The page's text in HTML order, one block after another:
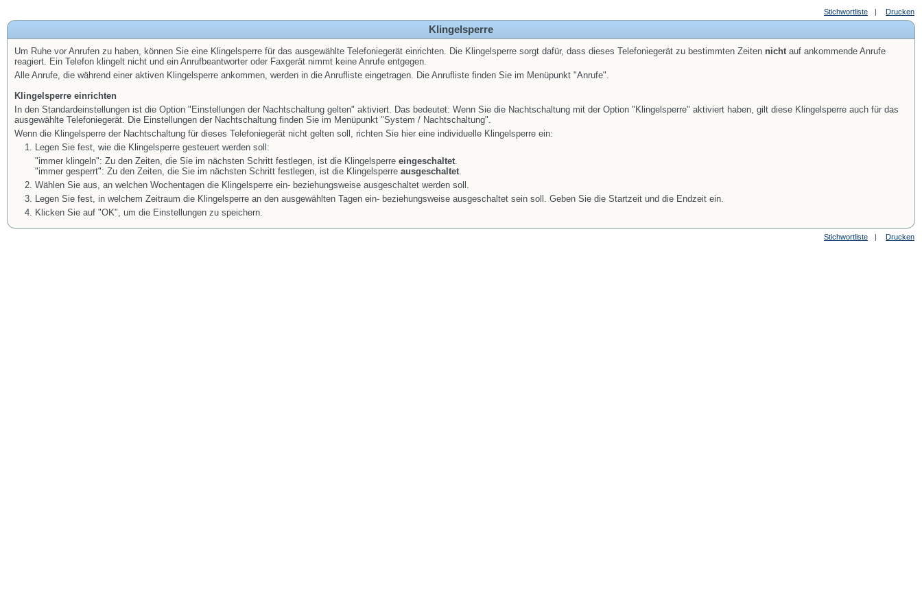
Stichwortliste | Drucken
Klingelsperre
Um Ruhe vor Anrufen zu haben, können Sie eine Klingelsperre für das ausgewählte Telefoniegerät einrichten. Die Klingelsperre sorgt dafür, dass dieses Telefoniegerät zu bestimmten Zeiten nichtauf ankommende Anrufe
reagiert. Ein Telefon klingelt nicht und ein Anrufbeantworter oder Faxgerät nimmt keine Anrufe entgegen.
Alle Anrufe, die während einer aktiven Klingelsperre ankommen, werden in die Anrufliste eingetragen. Die Anrufliste finden Sie im Menüpunkt "Anrufe".
Klingelsperre einrichten
In den Standardeinstellungen ist die Option "Einstellungen der Nachtschaltung gelten" aktiviert. Das bedeutet: Wenn Sie die Nachtschaltung mit der Option "Klingelsperre" aktiviert haben, gilt diese Klingelsperre auch für das
ausgewählte Telefoniegerät. Die Einstellungen der Nachtschaltung finden Sie im Menüpunkt "System / Nachtschaltung".
Wenn die Klingelsperre der Nachtschaltung für dieses Telefoniegerät nicht gelten soll, richten Sie hier eine individuelle Klingelsperre ein:
Legen Sie fest, wie die Klingelsperre gesteuert werden soll:
"immer klingeln": Zu den Zeiten, die Sie im nächsten Schritt festlegen, ist die Klingelsperre eingeschaltet.
"immer gesperrt": Zu den Zeiten, die Sie im nächsten Schritt festlegen, ist die Klingelsperre ausgeschaltet.
Wählen Sie aus, an welchen Wochentagen die Klingelsperre ein- beziehungsweise ausgeschaltet werden soll.
Legen Sie fest, in welchem Zeitraum die Klingelsperre an den ausgewählten Tagen ein- beziehungsweise ausgeschaltet sein soll. Geben Sie die Startzeit und die Endzeit ein.
Klicken Sie auf "OK", um die Einstellungen zu speichern.
Stichwortliste | Drucken